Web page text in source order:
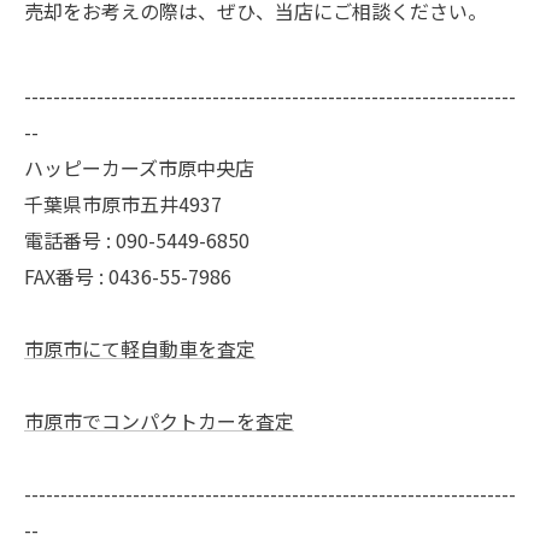
売却をお考えの際は、ぜひ、当店にご相談ください。
--------------------------------------------------------------------
--
ハッピーカーズ市原中央店
千葉県市原市五井4937
電話番号 : 090-5449-6850
FAX番号 : 0436-55-7986
市原市にて軽自動車を査定
市原市でコンパクトカーを査定
--------------------------------------------------------------------
--